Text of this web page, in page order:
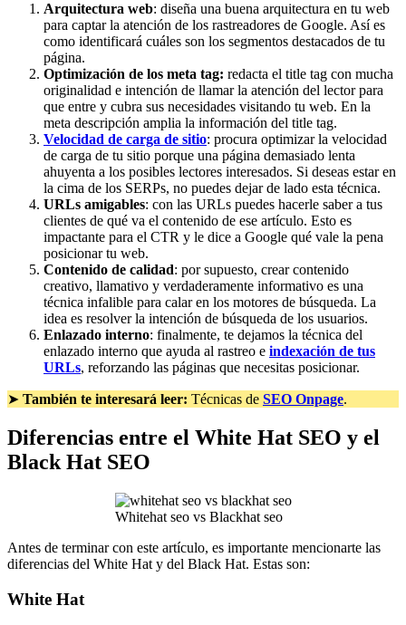
Arquitectura web: diseña una buena arquitectura en tu web
para captar la atención de los rastreadores de Google. Así es
como identificará cuáles son los segmentos destacados de tu
página.
Optimización de los meta tag: redacta el title tag con mucha
originalidad e intención de llamar la atención del lector para
que entre y cubra sus necesidades visitando tu web. En la
meta descripción amplia la información del title tag.
Velocidad de carga de sitio: procura optimizar la velocidad
de carga de tu sitio porque una página demasiado lenta
ahuyenta a los posibles lectores interesados. Si deseas estar en
la cima de los SERPs, no puedes dejar de lado esta técnica.
URLs amigables: con las URLs puedes hacerle saber a tus
clientes de qué va el contenido de ese artículo. Esto es
impactante para el CTR y le dice a Google qué vale la pena
posicionar tu web.
Contenido de calidad: por supuesto, crear contenido
creativo, llamativo y verdaderamente informativo es una
técnica infalible para calar en los motores de búsqueda. La
idea es resolver la intención de búsqueda de los usuarios.
Enlazado interno: finalmente, te dejamos la técnica del
enlazado interno que ayuda al rastreo e indexación de tus
URLs, reforzando las páginas que necesitas posicionar.
➤ También te interesará leer: Técnicas de SEO Onpage.
Diferencias entre el White Hat SEO y el
Black Hat SEO
Whitehat seo vs Blackhat seo
Antes de terminar con este artículo, es importante mencionarte las
diferencias del White Hat y del Black Hat. Estas son:
White Hat